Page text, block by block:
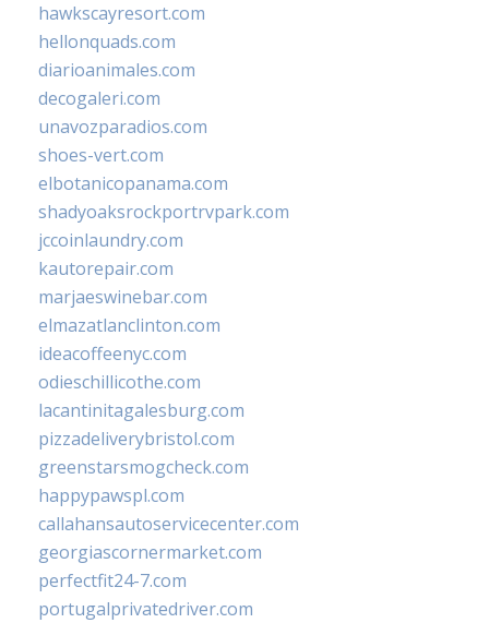
hawkscayresort.com
hellonquads.com
diarioanimales.com
decogaleri.com
unavozparadios.com
shoes-vert.com
elbotanicopanama.com
shadyoaksrockportrvpark.com
jccoinlaundry.com
kautorepair.com
marjaeswinebar.com
elmazatlanclinton.com
ideacoffeenyc.com
odieschillicothe.com
lacantinitagalesburg.com
pizzadeliverybristol.com
greenstarsmogcheck.com
happypawspl.com
callahansautoservicecenter.com
georgiascornermarket.com
perfectfit24-7.com
portugalprivatedriver.com